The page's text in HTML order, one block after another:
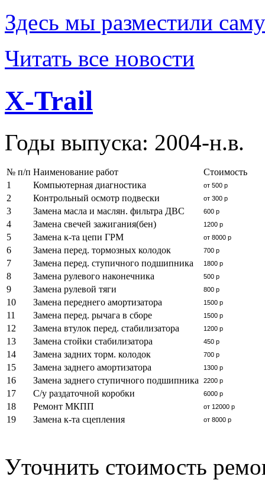
Здесь мы разместили
Читать все новости
X-Trail
Годы выпуска: 2004-н.в.
№ п/п Наименование работ
Стоимость
1
Компьютерная диагностика от 500 р
2 Контрольный осмотр подвески от 300 р
3 Замена масла и маслян. фильтра ДВС 600 р
4 Замена свечей зажигания(бен) 1200 р
5 Замена к-та цепи ГРМ от 8000 р
6 Замена перед. тормозных колодок 700 р
7 Замена перед. ступичного подшипника 1800 р
8 Замена рулевого наконечника 500 р
9 Замена рулевой тяги 800 р
10 Замена переднего амортизатора 1500 р
11 Замена перед. рычага в сборе 1500 р
12 Замена втулок перед. стабилизатора 1200 р
13 Замена стойки стабилизатора 450 р
14 Замена задних торм. колодок 700 р
15 Замена заднего амортизатора 1300 р
16 Замена заднего ступичного подшипника 2200 р
17 С/у раздаточной коробки 6000 р
18 Ремонт МКПП от 12000 р
19 Замена к-та сцепления от 8000 р
Уточнить стоимость